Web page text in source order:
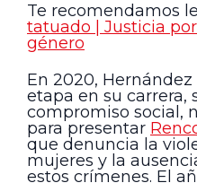
Te recomendamos
tatuado | Justicia
género
En 2020,
etapa en su carrera,
compromiso social,
para presentar
que denuncia la
mujeres y la
estos crímenes. El